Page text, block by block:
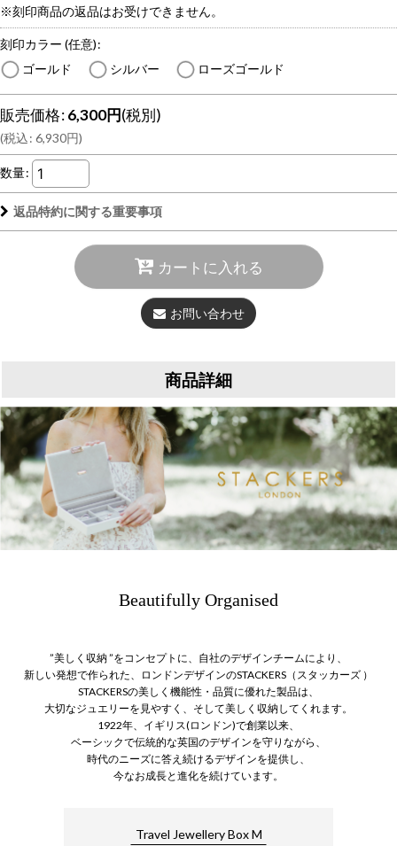
※刻印商品の返品はお受けできません。
刻印カラー (任意):
ゴールド
シルバー ローズゴールド
販売価格:6,300円(税別)
(税込: 6,930円)
数量:
返品特約に関する重要事項
カートに入れる
お問い合わせ
商品詳細
Beautifully Organised
”美しく収納 ”をコンセプトに、自社のデザインチームにより、
新しい発想で作られた、ロンドンデザインのSTACKERS（スタッカーズ ）
STACKERSの美しく機能性・品質に優れた製品は、
大切なジュエリーを見やすく、そして美しく収納してくれます。
1922年、イギリス(ロンドン)で創業以来、
ベーシックで伝統的な英国のデザインを守りながら、
時代のニーズに答え続けるデザインを提供し、
今なお成長と進化を続けています。
Travel Jewellery Box M